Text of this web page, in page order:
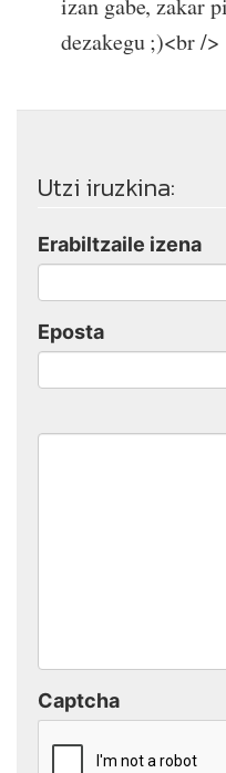
izan gabe, zakar
dezakegu ;)<br />
Utzi iruzkina:
Erabiltzaile izena
Eposta
Captcha